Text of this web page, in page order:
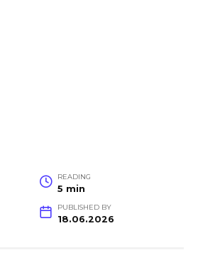
READING
5 min
PUBLISHED BY
18.06.2026